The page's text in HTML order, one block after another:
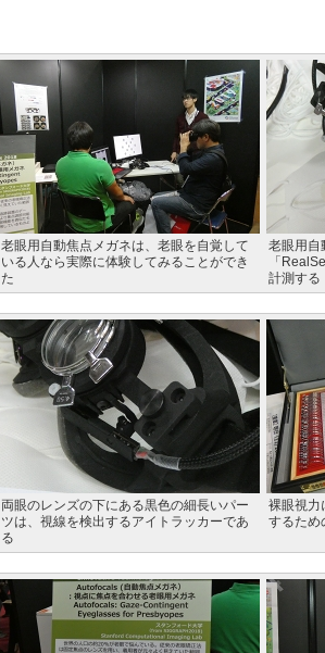
老眼用自動焦点メガネは、老眼を自覚して
いる人なら実際に体験してみることができ
た
老眼用自
「
計測する
両眼のレンズの下にある黒色の細長いパー
ツは、視線を検出するアイトラッカーであ
る
裸眼視力
するため